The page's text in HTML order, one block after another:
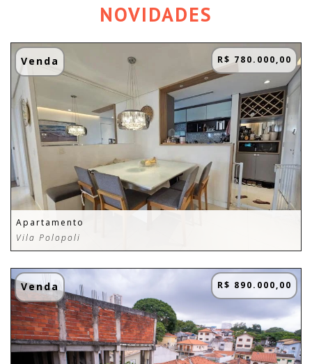
NOVIDADES
Venda R$ 780.000,00
Apartamento
Vila Polopoli
Venda R$ 890.000,00